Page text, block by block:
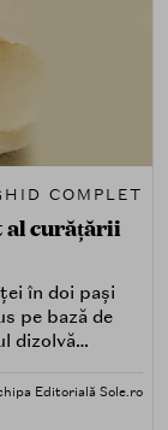
COMPLET
al curățării
în doi pași
pe bază de
dizolvă
solubile în
Editorială Sole.ro